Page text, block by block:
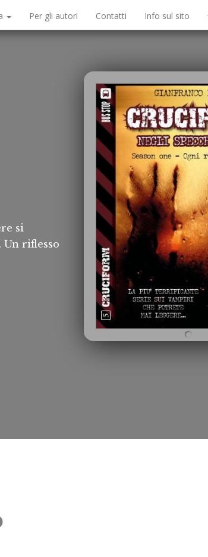
Per gli autori Contatti Info sul sito
si
riflesso